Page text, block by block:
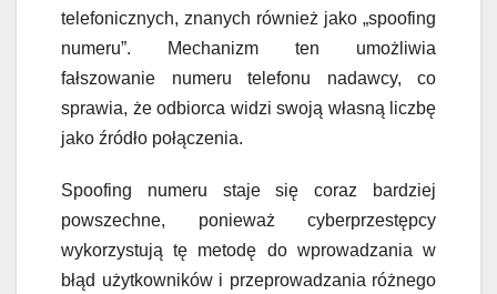
telefonicznych, znanych również jako „spoofing
numeru”. Mechanizm ten umożliwia
fałszowanie numeru telefonu nadawcy, co
sprawia, że odbiorca widzi swoją własną liczbę
jako źródło połączenia.
Spoofing numeru staje się coraz bardziej
powszechne, ponieważ cyberprzestępcy
wykorzystują tę metodę do wprowadzania w
błąd użytkowników i przeprowadzania różnego